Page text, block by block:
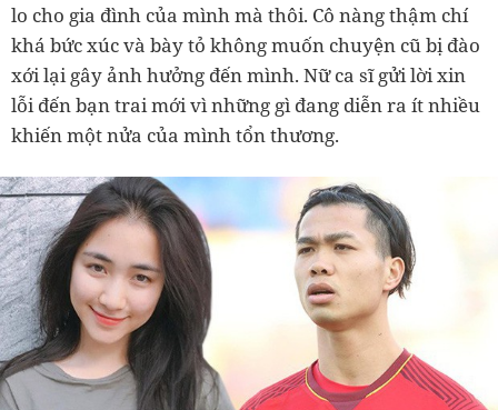
lo cho gia đình của mình mà thôi. Cô nàng thậm chí
khá bức xúc và bày tỏ không muốn chuyện cũ bị đào
xới lại gây ảnh hưởng đến mình. Nữ ca sĩ gửi lời xin
lỗi đến bạn trai mới vì những gì đang diễn ra ít nhiều
khiến một nửa của mình tổn thương.